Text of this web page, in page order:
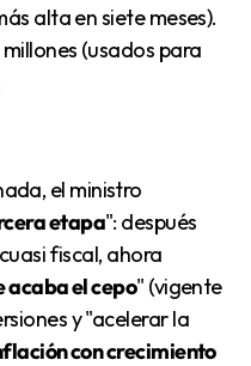
alta en siete meses).
(usados para
etapa": después
fiscal, ahora
acaba el cepo" (vigente
y "acelerar la
con crecimiento